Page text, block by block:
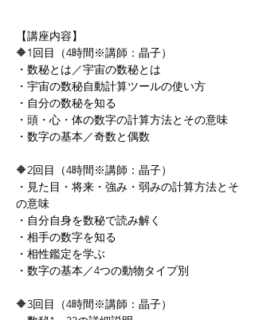
【講座内容】
🔶1回目（4時間※講師：晶子）
・数秘とは／宇宙の数秘とは
・宇宙の数秘自動計算ツールの使い方
・自分の数秘を知る
・頭・心・体の数字の計算方法とその意味
・数字の基本／奇数と偶数
🔶2回目（4時間※講師：晶子）
・見た目・将来・強み・弱みの計算方法とそ
の意味
・自分自身を数秘で読み解く
・相手の数字を知る
・相性鑑定を学ぶ
・数字の基本／4つの動物タイプ別
🔶3回目（4時間※講師：晶子）